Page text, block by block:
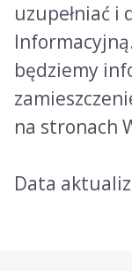
uzupełniać i
będziemy
na stronach
Data